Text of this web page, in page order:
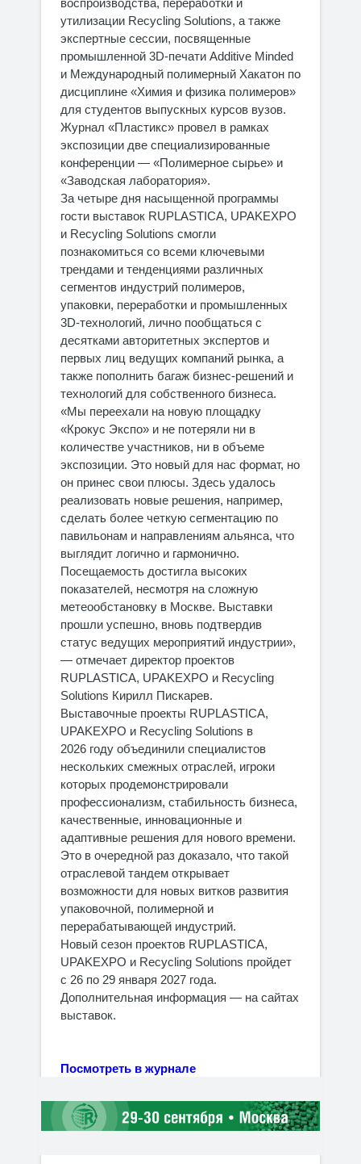
утилизации Recycling Solutions, а также
экспертные сессии, посвященные
промышленной 3D-печати Additive Minded
и Международный полимерный Хакатон по
дисциплине «Химия и физика полимеров»
для студентов выпускных курсов вузов.
Журнал «Пластикс» провел в рамках
экспозиции две специализированные
конференции — «Полимерное сырье» и
«Заводская лаборатория».
За четыре дня насыщенной программы
гости выставок RUPLASTICA, UPAKEXPO
и Recycling Solutions смогли
познакомиться со всеми ключевыми
трендами и тенденциями различных
сегментов индустрий полимеров,
упаковки, переработки и промышленных
3D-технологий, лично пообщаться с
десятками авторитетных экспертов и
первых лиц ведущих компаний рынка, а
также пополнить багаж бизнес-решений и
технологий для собственного бизнеса.
«Мы переехали на новую площадку
«Крокус Экспо» и не потеряли ни в
количестве участников, ни в объеме
экспозиции. Это новый для нас формат, но
он принес свои плюсы. Здесь удалось
реализовать новые решения, например,
сделать более четкую сегментацию по
павильонам и направлениям альянса, что
выглядит логично и гармонично.
Посещаемость достигла высоких
показателей, несмотря на сложную
метеообстановку в Москве. Выставки
прошли успешно, вновь подтвердив
статус ведущих мероприятий индустрии»,
— отмечает директор проектов
RUPLASTICA, UPAKEXPO и Recycling
Solutions Кирилл Пискарев.
Выставочные проекты RUPLASTICA,
UPAKEXPO и Recycling Solutions в
2026 году объединили специалистов
нескольких смежных отраслей, игроки
которых продемонстрировали
профессионализм, стабильность бизнеса,
качественные, инновационные и
адаптивные решения для нового времени.
Это в очередной раз доказало, что такой
отраслевой тандем открывает
возможности для новых витков развития
упаковочной, полимерной и
перерабатывающей индустрий.
Новый сезон проектов RUPLASTICA,
UPAKEXPO и Recycling Solutions пройдет
с 26 по 29 января 2027 года.
Дополнительная информация — на сайтах
выставок.
Посмотреть в журнале